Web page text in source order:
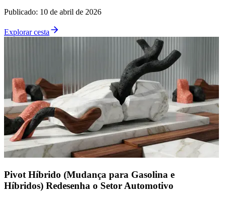
Publicado: 10 de abril de 2026
Explorar cesta
Pivot Híbrido (Mudança para Gasolina e
Híbridos) Redesenha o Setor Automotivo